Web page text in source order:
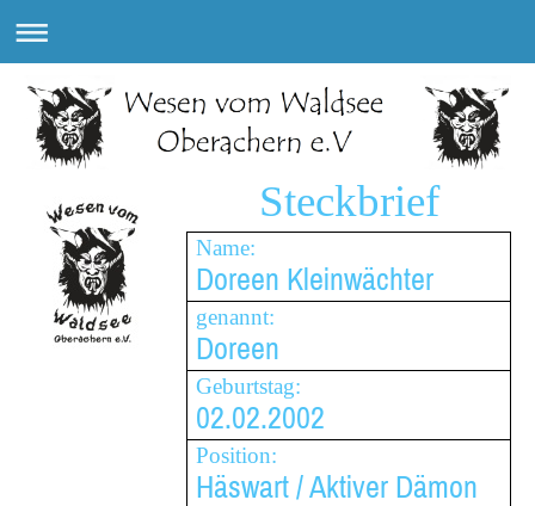
Steckbrief
Name:
Doreen Kleinwächter
genannt:
Doreen
Geburtstag:
02.02.2002
Position:
Häswart / Aktiver Dämon